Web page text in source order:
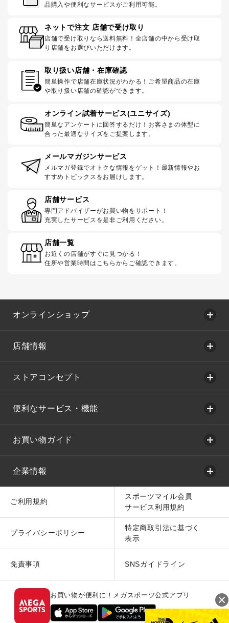
品購入や便利なサービスがご利用可能。
ネットで注文 店舗で受け取り
店舗で受け取りなら送料無料！全店舗の中から受け取
り店舗をお選びいただけます。
取り扱い店舗・在庫確認
簡単操作で店舗在庫状況がわかる！ご希望商品の在庫
や取り扱い店舗の確認ができます。
オンライン試着サービス(ユニサイズ)
簡単なアンケートに回答するだけ！お客さまの体型に
合った最適なサイズをご提案します。
メールマガジンサービス
メルマガ登録でオトクな情報をゲット！最新情報やお
すすめトピックスをお届けします。
店舗サービス
専門アドバイザーがお買い物をサポート！
充実したサービスを是非ご利用ください。
店舗一覧
お近くの店舗がすぐに見つかる！
住所や営業時間はこちらからご確認できます。
オンラインショップ
店舗情報
ストアコンセプト
便利なサービス・機能
お買い物ガイド
企業情報
ご利用規約
スポーツマイル会員
サービス利用規約
プライバシーポリシー
特定商取引法に基づく
表示
免責事項 SNSガイドライン
お買い物が便利に！メガスポーツ公式アプリ